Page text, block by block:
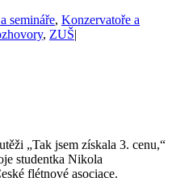
semináře, Konzervatoře a
, ZUŠ|
„Tak jsem získala 3. cenu,“
studentka Nikola
flétnové asociace.